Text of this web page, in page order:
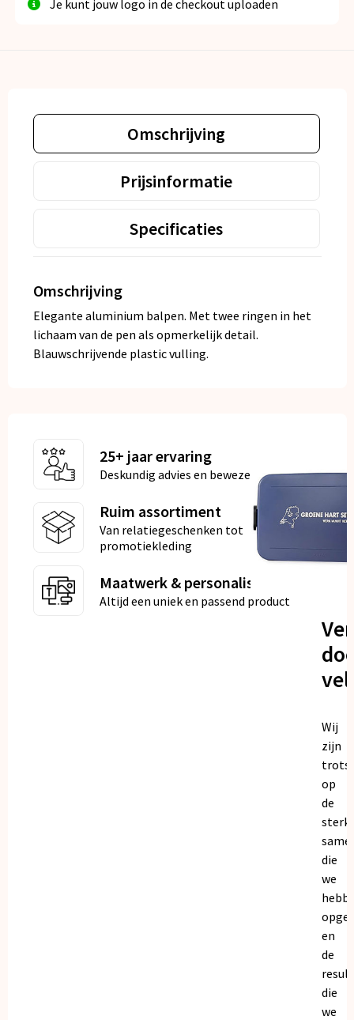
Je kunt jouw logo in de checkout uploaden
Omschrijving
Prijsinformatie
Specificaties
Omschrijving
Elegante aluminium balpen. Met twee ringen in het
lichaam van de pen als opmerkelijk detail.
Blauwschrijvende plastic vulling.
25+ jaar ervaring
Deskundig advies en bewezen kwaliteit
Ruim assortiment
Van relatiegeschenken tot
promotiekleding
Maatwerk & personalisatie
Altijd een uniek en passend product
Wij
zijn
trots
op
de
die
we
en
de
die
we